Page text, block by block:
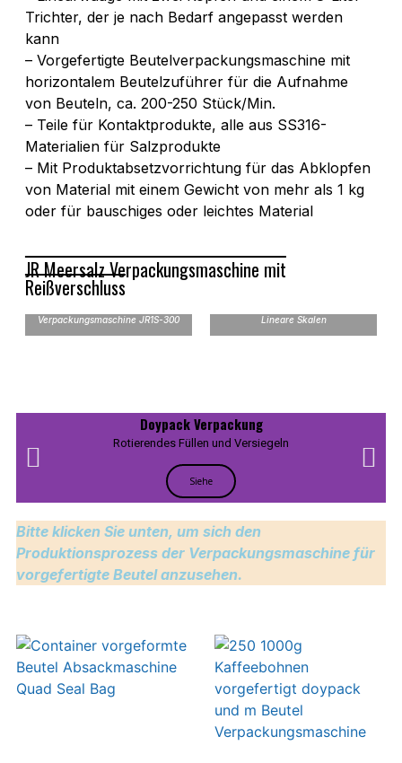
Trichter, der je nach Bedarf angepasst werden
kann
– Vorgefertigte Beutelverpackungsmaschine mit
horizontalem Beutelzuführer für die Aufnahme
von Beuteln, ca. 200-250 Stück/Min.
– Teile für Kontaktprodukte, alle aus SS316-
Materialien für Salzprodukte
– Mit Produktabsetzvorrichtung für das Abklopfen
von Material mit einem Gewicht von mehr als 1 kg
oder für bauschiges oder leichtes Material
JR Meersalz Verpackungsmaschine mit
Reißverschluss
Verpackungsmaschine JR1S-300
Lineare Skalen
Doypack Verpackung
Rotierendes Füllen und Versiegeln
Siehe
Bitte klicken Sie unten, um sich den
Produktionsprozess der Verpackungsmaschine für
vorgefertigte Beutel anzusehen.